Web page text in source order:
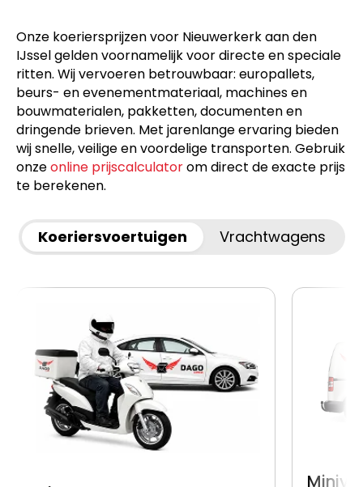
Onze koeriersprijzen voor Nieuwerkerk aan den
IJssel gelden voornamelijk voor directe en speciale
ritten. Wij vervoeren betrouwbaar: europallets,
beurs- en evenementmateriaal, machines en
bouwmaterialen, pakketten, documenten en
dringende brieven. Met jarenlange ervaring bieden
wij snelle, veilige en voordelige transporten. Gebruik
onzeonline prijscalculatorom direct de exacte prijs
te berekenen.
Koeriersvoertuigen Vrachtwagens